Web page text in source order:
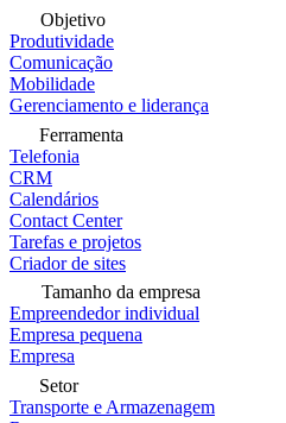
Objetivo
Produtividade
Comunicação
Mobilidade
Gerenciamento e liderança
Ferramenta
Telefonia
CRM
Calendários
Contact Center
Tarefas e projetos
Criador de sites
Tamanho da empresa
Empreendedor individual
Empresa pequena
Empresa
Setor
Transporte e Armazenagem